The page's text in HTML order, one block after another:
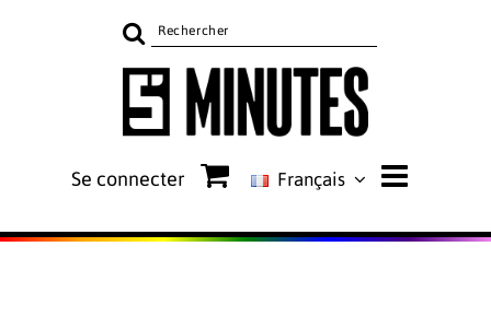
Rechercher
sur
le
Se connecter Français